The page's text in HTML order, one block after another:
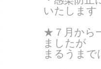
いたします
★７月から
ましたが
まるうま